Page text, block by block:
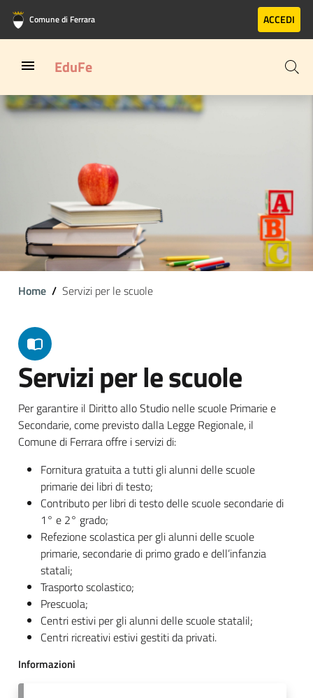
Vai al contenuto principale
Vai al footer
Comune di Ferrara ACCEDI
EduFe
Home Servizi per le scuole
Servizi per le scuole
Per garantire il Diritto allo Studio nelle scuole Primarie e
Secondarie, come previsto dalla Legge Regionale, il
Comune di Ferrara offre i servizi di:
Fornitura gratuita a tutti gli alunni delle scuole
primarie dei libri di testo;
Contributo per libri di testo delle scuole secondarie di
1° e 2° grado;
Refezione scolastica per gli alunni delle scuole
primarie, secondarie di primo grado e dell’infanzia
statali;
Trasporto scolastico;
Prescuola;
Centri estivi per gli alunni delle scuole statalil;
Centri ricreativi estivi gestiti da privati.
Informazioni